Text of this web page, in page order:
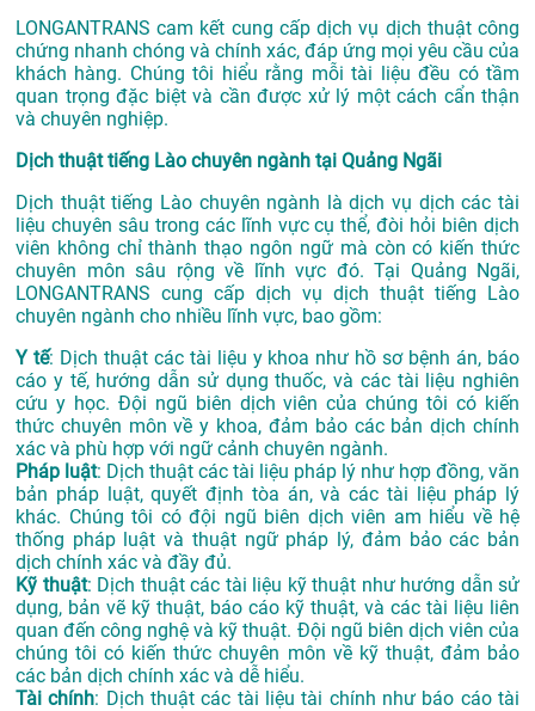
LONGANTRANS cam kết cung cấp dịch vụ dịch thuật công
chứng nhanh chóng và chính xác, đáp ứng mọi yêu cầu của
khách hàng. Chúng tôi hiểu rằng mỗi tài liệu đều có tầm
quan trọng đặc biệt và cần được xử lý một cách cẩn thận
và chuyên nghiệp.
Dịch thuật tiếng Lào chuyên ngành tại Quảng Ngãi
Dịch thuật tiếng Lào chuyên ngành là dịch vụ dịch các tài
liệu chuyên sâu trong các lĩnh vực cụ thể, đòi hỏi biên dịch
viên không chỉ thành thạo ngôn ngữ mà còn có kiến thức
chuyên môn sâu rộng về lĩnh vực đó. Tại Quảng Ngãi,
LONGANTRANS cung cấp dịch vụ dịch thuật tiếng Lào
chuyên ngành cho nhiều lĩnh vực, bao gồm:
Y tế: Dịch thuật các tài liệu y khoa như hồ sơ bệnh án, báo
cáo y tế, hướng dẫn sử dụng thuốc, và các tài liệu nghiên
cứu y học. Đội ngũ biên dịch viên của chúng tôi có kiến
thức chuyên môn về y khoa, đảm bảo các bản dịch chính
xác và phù hợp với ngữ cảnh chuyên ngành.
Pháp luật: Dịch thuật các tài liệu pháp lý như hợp đồng, văn
bản pháp luật, quyết định tòa án, và các tài liệu pháp lý
khác. Chúng tôi có đội ngũ biên dịch viên am hiểu về hệ
thống pháp luật và thuật ngữ pháp lý, đảm bảo các bản
dịch chính xác và đầy đủ.
Kỹ thuật: Dịch thuật các tài liệu kỹ thuật như hướng dẫn sử
dụng, bản vẽ kỹ thuật, báo cáo kỹ thuật, và các tài liệu liên
quan đến công nghệ và kỹ thuật. Đội ngũ biên dịch viên của
chúng tôi có kiến thức chuyên môn về kỹ thuật, đảm bảo
các bản dịch chính xác và dễ hiểu.
Tài chính: Dịch thuật các tài liệu tài chính như báo cáo tài